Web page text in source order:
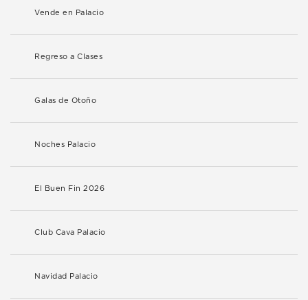
Vende en Palacio
Regreso a Clases
Galas de Otoño
Noches Palacio
El Buen Fin 2026
Club Cava Palacio
Navidad Palacio